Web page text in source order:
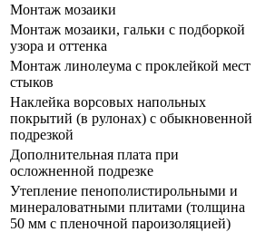
Монтаж мозаики
Монтаж мозаики, гальки с подборкой
узора и оттенка
Монтаж линолеума с проклейкой мест
стыков
Наклейка ворсовых напольных
покрытий (в рулонах) с обыкновенной
подрезкой
Дополнительная плата при
осложненной подрезке
Утепление пенополистирольными и
минераловатными плитами (толщина
50 мм с пленочной пароизоляцией)